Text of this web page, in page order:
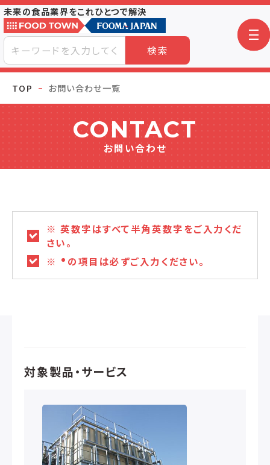
未来の食品業界をこれひとつで解決
検索
TOP お問い合わせ一覧
CONTACT
お問い合わせ
※ 英数字はすべて半角英数字をご入力くだ
さい。
※ の項目は必ずご入力ください。
対象製品・サービス